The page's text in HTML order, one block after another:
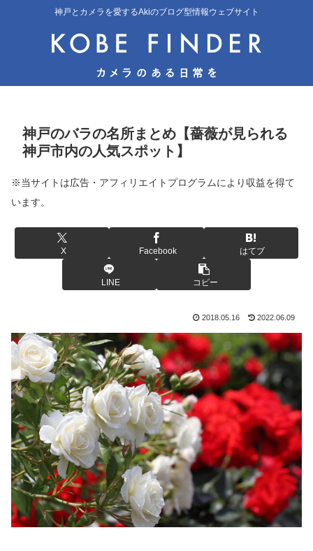
神戸とカメラを愛するAkiのブログ型情報ウェブサイト
神戸のバラの名所まとめ【薔薇が見られる
神戸市内の人気スポット】
※当サイトは広告・アフィリエイトプログラムにより収益を得て
います。
X Facebook はてブ
LINE コピー
2018.05.16 2022.06.09